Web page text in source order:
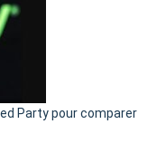
»
Party pour comparer